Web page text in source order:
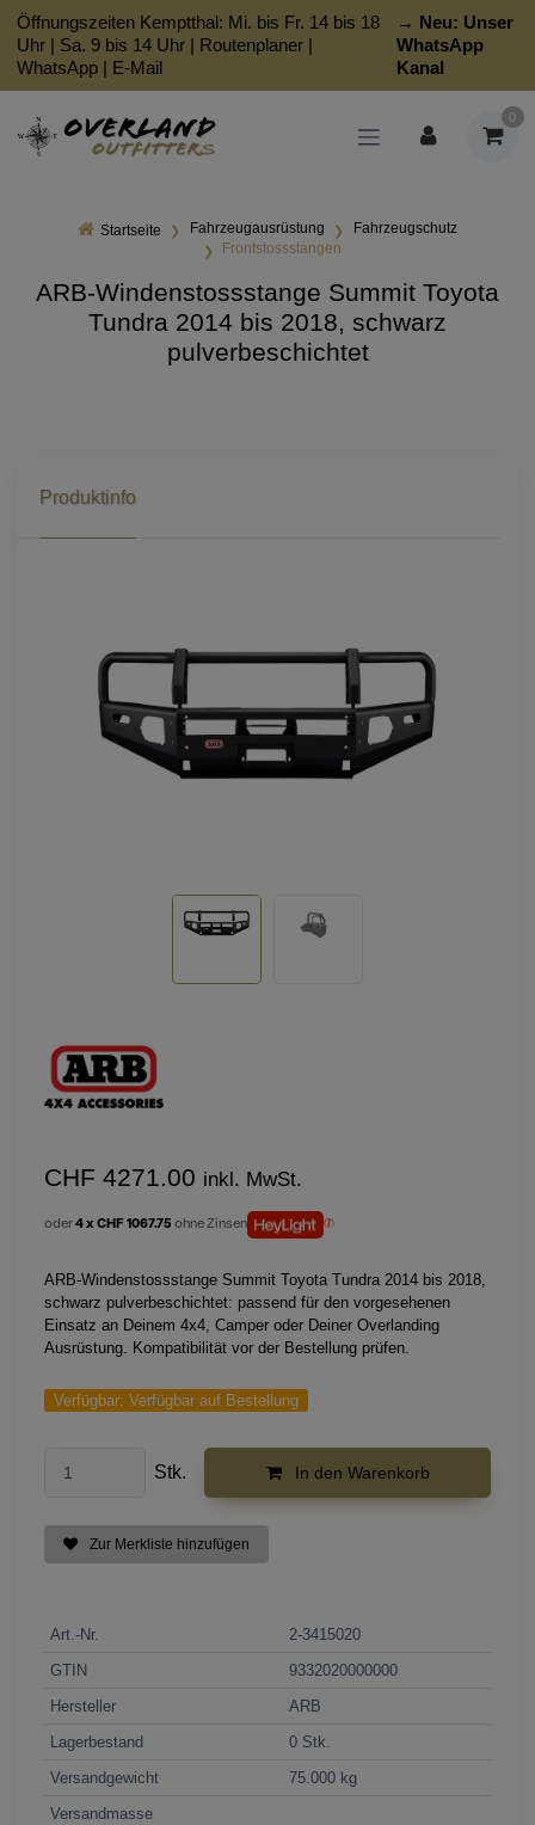
Öffnungszeiten Kemptthal: Mi. bis Fr. 14 bis 18
Uhr | Sa. 9 bis 14 Uhr | Routenplaner |
WhatsApp | E-Mail
→ Neu: Unser
WhatsApp
Kanal
0
Startseite Fahrzeugausrüstung
Fahrzeugschutz
Frontstossstangen
ARB-Windenstossstange Summit Toyota
Tundra 2014 bis 2018, schwarz
pulverbeschichtet
Produktinfo
CHF 4271.00 inkl. MwSt.
oder4 x CHF 1067.75 ohne Zinsen
ARB-Windenstossstange Summit Toyota Tundra 2014 bis 2018,
schwarz pulverbeschichtet: passend für den vorgesehenen
Einsatz an Deinem 4x4, Camper oder Deiner Overlanding
Ausrüstung. Kompatibilität vor der Bestellung prüfen.
Verfügbar: Verfügbar auf Bestellung
Stk. In den Warenkorb
Zur Merkliste hinzufügen
Art.-Nr.
2-3415020
GTIN
9332020000000
Hersteller
ARB
Lagerbestand
0 Stk.
Versandgewicht
75.000 kg
Versandmasse